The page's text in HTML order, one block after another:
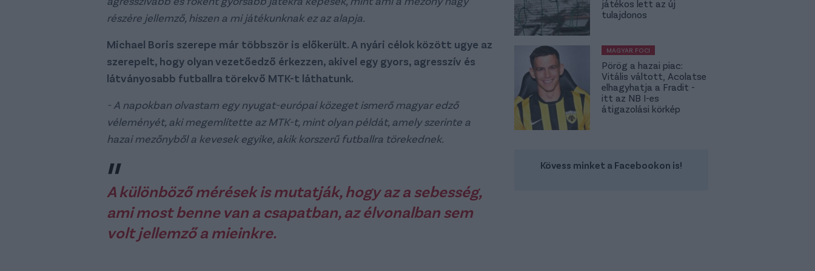
részére jellemző, hiszen a mi játékunknak ez az alapja.
Michael Boris szerepe már többször is előkerült. A nyári célok között ugye az
szerepelt, hogy olyan vezetőedző érkezzen, akivel egy gyors, agresszív és
látványosabb futballra törekvő MTK-t láthatunk.
- A napokban olvastam egy nyugat-európai közeget ismerő magyar edző
véleményét, aki megemlítette az MTK-t, mint olyan példát, amely szerinte a
hazai mezőnyből a kevesek egyike, akik korszerű futballra törekednek.
A különböző mérések is mutatják, hogy az a sebesség,
ami most benne van a csapatban, az élvonalban sem
volt jellemző a mieinkre.
játékos lett az új
tulajdonos
MAGYAR FOCI
Pörög a hazai piac:
Vitális váltott, Acolatse
elhagyhatja a Fradit -
itt az NB I-es
átigazolási körkép
Kövess minket a Facebookon is!